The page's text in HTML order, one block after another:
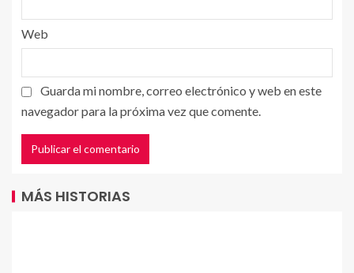
Web
Guarda mi nombre, correo electrónico y web en este
navegador para la próxima vez que comente.
MÁS HISTORIAS